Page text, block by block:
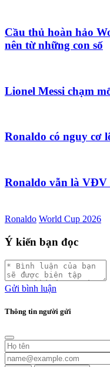
Cầu thủ hoàn hảo
nên từ những con số
Lionel Messi chạm
Ronaldo có nguy cơ
Ronaldo vẫn là VĐV
Ronaldo World Cup 2026
Ý kiến bạn đọc
Gửi bình luận
Thông tin người gửi